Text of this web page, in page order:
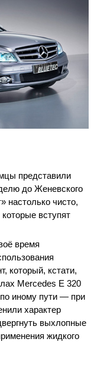
представили
до Женевского
настолько чисто,
вступят
время
который, кстати,
Mercedes E 320
иному пути — при
характер
выхлопные
жидкого